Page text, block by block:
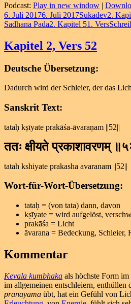
Podcast: Play in new window |
Veröffentlicht
am
6. Juli 20176. Juli 2017Autor
Sukadev2.
Sadhana PadaSchlagwörter
2. Kapitel 51. Vers
Kapitel 2, Vers 52
Deutsche Übersetzung:
Dadurch wird der Schleier, der das
Sanskrit Text:
tataḥ kṣīyate prakāśa-āvaraṇam ||52||
ततः क्षीयते प्रकाशावरणम्
tatah kshiyate prakasha avaranam ||52||
Wort-für-Wort-Übersetzung:
tataḥ = (von tata) dann, davon
kṣīyate = wird aufgelöst,
prakāśa = Licht
āvarana = Bedeckung, Schleier,
Kommentar
Kevala kumbhaka als höchste Form im
im allgemeinen entschleiern, enthüllen
pranayama übt, hat ein Gefühl von